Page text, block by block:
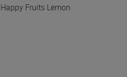
Fruits Lemon